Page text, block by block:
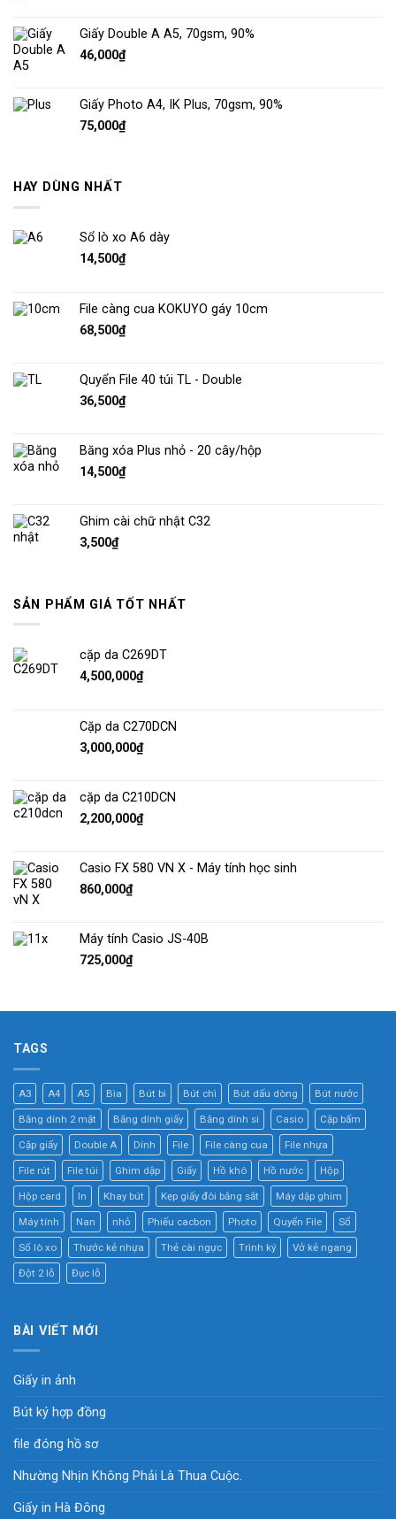
Giấy Double A A5, 70gsm, 90%
46,000₫
Giấy Photo A4, IK Plus, 70gsm, 90%
75,000₫
HAY DÙNG NHẤT
Sổ lò xo A6 dày
14,500₫
File càng cua KOKUYO gáy 10cm
68,500₫
Quyển File 40 túi TL - Double
36,500₫
Băng xóa Plus nhỏ - 20 cây/hộp
14,500₫
Ghim cài chữ nhật C32
3,500₫
SẢN PHẨM GIÁ TỐT NHẤT
cặp da C269DT
4,500,000₫
Cặp da C270DCN
3,000,000₫
cặp da C210DCN
2,200,000₫
Casio FX 580 VN X - Máy tính học sinh
860,000₫
Máy tính Casio JS-40B
725,000₫
TAGS
A3 A4 A5 Bìa Bút bi Bút chì Bút dấu dòng Bút nước
Băng dính 2 mặt Băng dính giấy Băng dính si Casio Cặp bấm
Cặp giấy Double A Dính File File càng cua File nhựa
File rút File túi Ghim dập Giấy Hồ khô Hồ nước Hộp
Hộp card In Khay bút Kẹp giấy đôi bằng sắt Máy dập ghim
Máy tính Nan nhỏ Phiếu cacbon Photo Quyển File Sổ
Sổ lò xo Thước kẻ nhựa Thẻ cài ngực Trình ký Vở kẻ ngang
Đột 2 lỗ Đục lỗ
BÀI VIẾT MỚI
Giấy in ảnh
Bút ký hợp đồng
file đóng hồ sơ
Nhường Nhịn Không Phải Là Thua Cuộc.
Giấy in Hà Đông